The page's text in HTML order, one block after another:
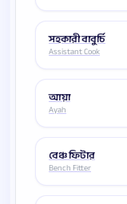
সহকারী বাবুর্চি
Assistant Cook
আয়া
Ayah
বেঞ্চ ফিটার
Bench Fitter